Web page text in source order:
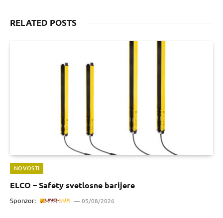
RELATED POSTS
NOVOSTI
ELCO – Safety svetlosne barijere
Sponzor: 05/08/2026